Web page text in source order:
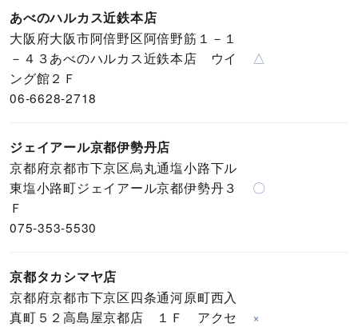
あべのハルカス近鉄本店
大阪府大阪市阿倍野区阿倍野筋１－１
－４３あべのハルカス近鉄本店 ウイ
ング館２Ｆ
06-6628-2718
△
ジェイアール京都伊勢丹店
京都府京都市下京区烏丸通塩小路下ル
東塩小路町ジェイアール京都伊勢丹３
Ｆ
075-353-5530
〇
京都タカシマヤ店
京都府京都市下京区四条通河原町西入
真町５２高島屋京都店 １Ｆ アクセ
×